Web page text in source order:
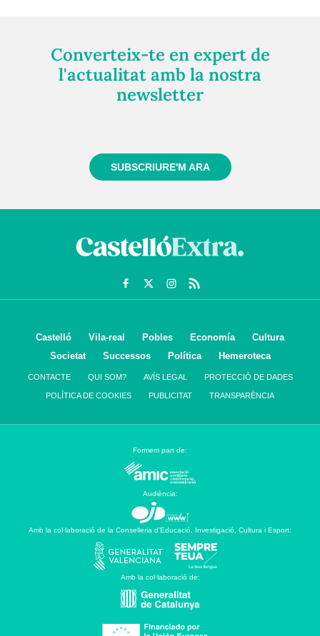
Converteix-te en expert de
l'actualitat amb la nostra
newsletter
SUBSCRIURE'M ARA
Castelló Vila-real Pobles Economía
Cultura
Societat
Successos Política Hemeroteca
CONTACTE QUI SOM? AVÍS LEGAL PROTECCIÓ DE DADES
POLÍTICA DE COOKIES PUBLICITAT TRANSPARÈNCIA
Formem part de:
Audiència:
Amb la col·laboració de la Conselleria d’Educació, Investigació, Cultura i Esport:
Amb la col·laboració de: